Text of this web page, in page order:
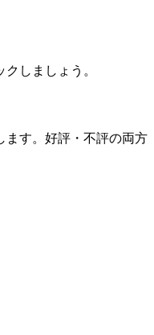
しましょう。
ます。好評・不評の両方